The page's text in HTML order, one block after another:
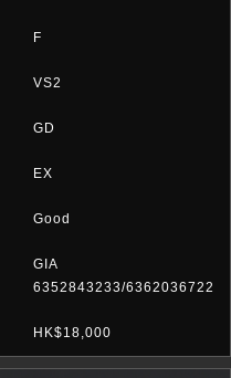
F
VS2
GD
EX
Good
GIA
6352843233/6362036722
HK$18,000